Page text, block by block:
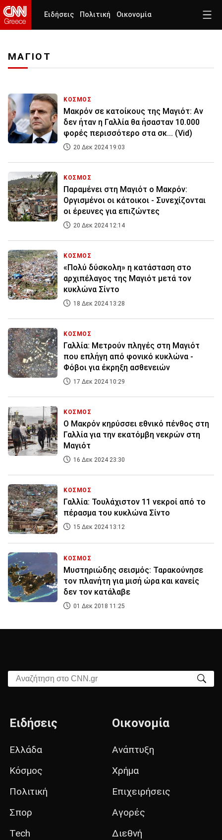
Ειδήσεις Πολιτική Οικονομία
ΜΑΓΙΟΤ
ΚΟΣΜΟΣ
Μακρόν σε κατοίκους της Μαγιότ: Αν
δεν ήταν η Γαλλία θα ήσασταν 10.000
φορές περισσότερο στα σκ... (Vid)
20 Δεκ 2024 19:03
ΚΟΣΜΟΣ
Παραμένει στη Μαγιότ ο Μακρόν:
Οργισμένοι οι κάτοικοι - Συνεχίζονται
οι έρευνες για επιζώντες
20 Δεκ 2024 12:14
ΚΟΣΜΟΣ
«Πολύ δύσκολη» η κατάσταση στο
αρχιπέλαγος της Μαγιότ μετά τον
κυκλώνα Σίντο
18 Δεκ 2024 13:28
ΚΟΣΜΟΣ
Γαλλία: Μετρούν πληγές στη Μαγιότ
που επλήγη από φονικό κυκλώνα -
Φόβοι για έκρηξη ασθενειών
17 Δεκ 2024 10:29
ΚΟΣΜΟΣ
Ο Μακρόν κηρύσσει εθνικό πένθος στη
Γαλλία για την εκατόμβη νεκρών στη
Μαγιότ
16 Δεκ 2024 23:30
ΚΟΣΜΟΣ
Γαλλία: Τουλάχιστον 11 νεκροί από το
πέρασμα του κυκλώνα Σίντο
15 Δεκ 2024 13:12
ΚΟΣΜΟΣ
Μυστηριώδης σεισμός: Ταρακούνησε
τον πλανήτη για μισή ώρα και κανείς
δεν τον κατάλαβε
01 Δεκ 2018 11:25
Αναζήτηση στο CNN.gr
Ειδήσεις
Ελλάδα
Κόσμος
Πολιτική
Σπορ
Tech
Οικονομία
Ανάπτυξη
Χρήμα
Επιχειρήσεις
Αγορές
Διεθνή